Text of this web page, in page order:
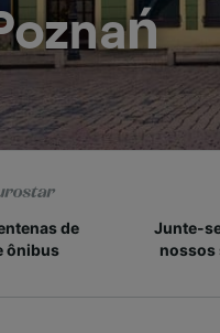
de
ônibus
Junte-
nossos